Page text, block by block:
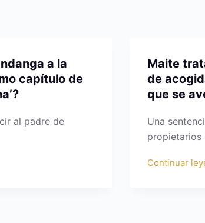
a la
capítulo de
al padre de
Maite
de
que se
Una
propietarios
Continuar